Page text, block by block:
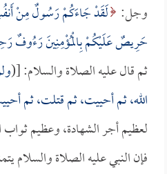
وجل: لَقَدْ جَاءَكُمْ رَسُولٌ مِنْ
حَرِيصٌ عَلَيْكُمْ بِالْمُؤْمِنِينَ رَءُوفٌ
ثم قال عليه الصلاة والسلام: [(
الله، ثم أحييت، ثم قتلت، ثم
لعظيم أجر الشهادة، وعظيم
فإن النبي عليه الصلاة والسلام